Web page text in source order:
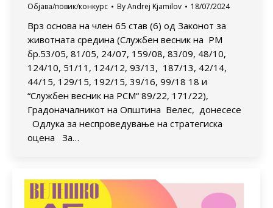
Објава/повик/конкурс ByAndrej Kjamilov 18/07/2024
Врз основа на член 65 став (6) од Законот за
животната средина (Службен весник на РМ
бр.53/05, 81/05, 24/07, 159/08, 83/09, 48/10,
124/10, 51/11, 124/12, 93/13, 187/13, 42/14,
44/15, 129/15, 192/15, 39/16, 99/18 18 и
“Службен весник на РСМ“ 89/22, 171/22),
Градоначалникот на Општина Велес, донесесе
Одлука за неспроведување на стратегиска
оцена За…